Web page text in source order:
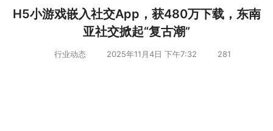
H5小游戏嵌入社交App，获480万下载，东南
亚社交掀起“复古潮”
行业动态 2025年11月4日 下午7:32 281